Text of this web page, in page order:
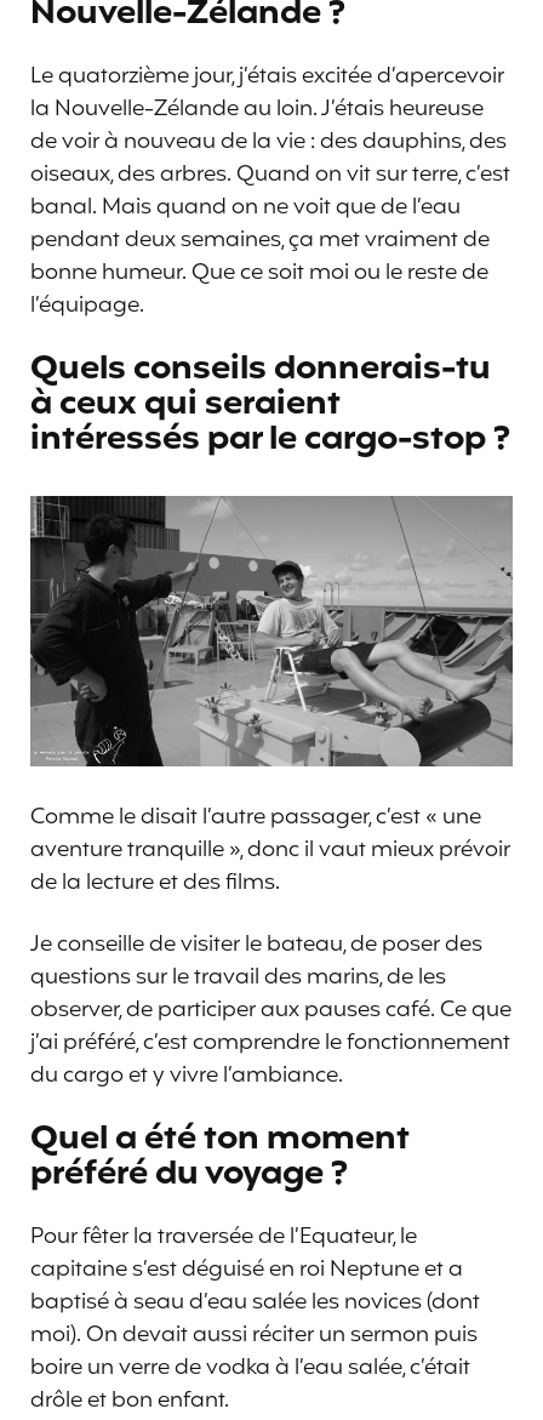
Nouvelle-Zélande ?
Le quatorzième jour, j’étais excitée d’apercevoir
la Nouvelle-Zélande au loin. J’étais heureuse
de voir à nouveau de la vie : des dauphins, des
oiseaux, des arbres. Quand on vit sur terre, c’est
banal. Mais quand on ne voit que de l’eau
pendant deux semaines, ça met vraiment de
bonne humeur. Que ce soit moi ou le reste de
l’équipage.
Quels conseils donnerais-tu
à ceux qui seraient
intéressés par le cargo-stop ?
Comme le disait l’autre passager, c’est « une
aventure tranquille », donc il vaut mieux prévoir
de la lecture et des films.
Je conseille de visiter le bateau, de poser des
questions sur le travail des marins, de les
observer, de participer aux pauses café. Ce que
j’ai préféré, c’est comprendre le fonctionnement
du cargo et y vivre l’ambiance.
Quel a été ton moment
préféré du voyage ?
Pour fêter la traversée de l’Equateur, le
capitaine s’est déguisé en roi Neptune et a
baptisé à seau d’eau salée les novices (dont
moi). On devait aussi réciter un sermon puis
boire un verre de vodka à l’eau salée, c’était
drôle et bon enfant.